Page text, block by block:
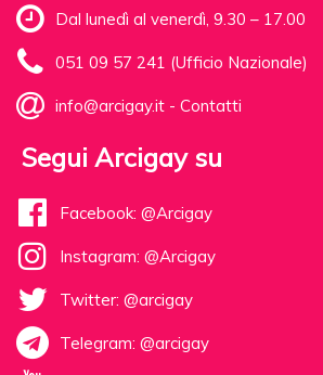
Dal lunedì al venerdì, 9.30 – 17.00
051 09 57 241 (Ufficio Nazionale)
info@arcigay.it - Contatti
Segui Arcigay su
Facebook: @Arcigay
Instagram: @Arcigay
Twitter: @arcigay
Telegram: @arcigay